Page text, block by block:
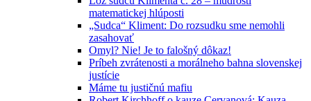
matematickej hlúposti
„Sudca“ Kliment: Do rozsudku sme nemohli
zasahovať
Omyl? Nie! Je to falošný dôkaz!
Príbeh zvrátenosti a morálneho bahna slovenskej
justície
Máme tu justičnú mafiu